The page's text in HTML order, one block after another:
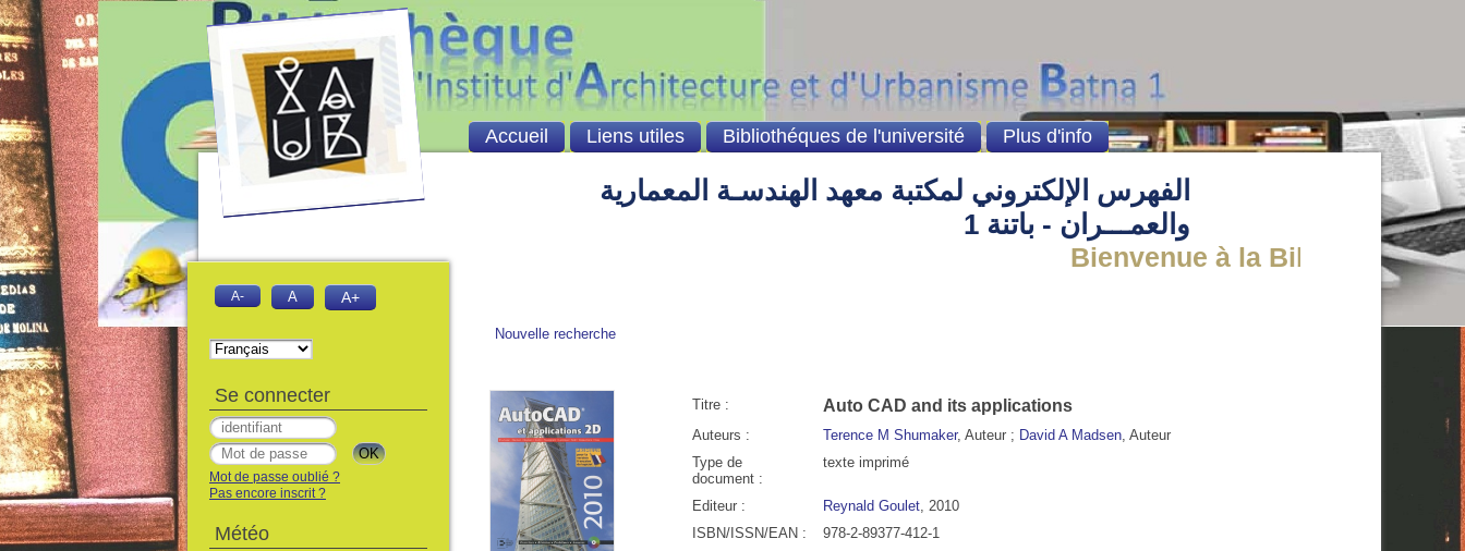
الفهرس الإلكتروني لمكتبة معهد الهندسـة المعمارية
والعمـــران - باتنة 1
Bienvenue à la Bibliothèque
Nouvelle recherche
Titre : Auto CAD and its applications
Auteurs : Terence M Shumaker, Auteur ; David A Madsen, Auteur
Type de
document :
texte imprimé
Editeur : Reynald Goulet, 2010
ISBN/ISSN/EAN :
978-2-89377-412-1
Accueil Liens utiles Bibliothéques de l'université Plus d'info
A- A A+
Se connecter
Mot de passe oublié ?
Pas encore inscrit ?
Météo